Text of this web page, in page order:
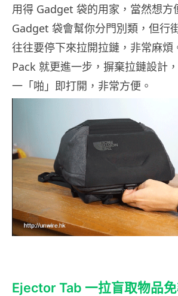
用得 Gadget 袋的用家，當然想方
Gadget 袋會幫你分門別類，但行
往往要停下來拉開拉鏈，非常麻煩
Pack 就更進一步，摒棄拉鏈設計
一「啪」即打開，非常方便。
Ejector Tab 一拉盲取物品